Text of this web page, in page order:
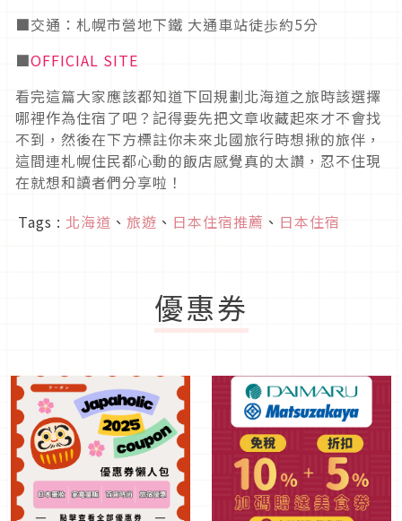
■交通：札幌市營地下鐵 大通車站徒歩約5分
■OFFICIAL SITE
看完這篇大家應該都知道下回規劃北海道之旅時該選擇
哪裡作為住宿了吧？記得要先把文章收藏起來才不會找
不到，然後在下方標註你未來北國旅行時想揪的旅伴，
這間連札幌住民都心動的飯店感覺真的太讚，忍不住現
在就想和讀者們分享啦！
Tags : 北海道 、 旅遊 、 日本住宿推薦 、 日本住宿
優惠券